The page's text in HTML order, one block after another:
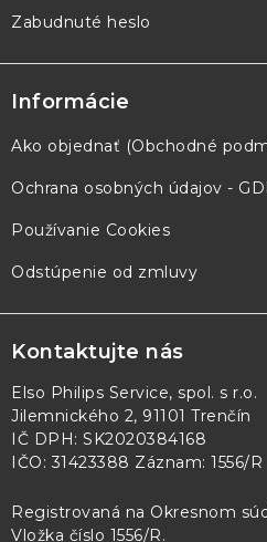
Zabudnuté heslo
Informácie
Ako objednať (Obchodné
Ochrana osobných údajov -
Používanie Cookies
Odstúpenie od zmluvy
Kontaktujte nás
Elso Philips Service, spol. s r.o.
Jilemnického 2, 91101 Trenčín
IČ DPH: SK2020384168
IČO: 31423388 Záznam: 1556/R
Registrovaná na Okresnom
Vložka číslo 1556/R.